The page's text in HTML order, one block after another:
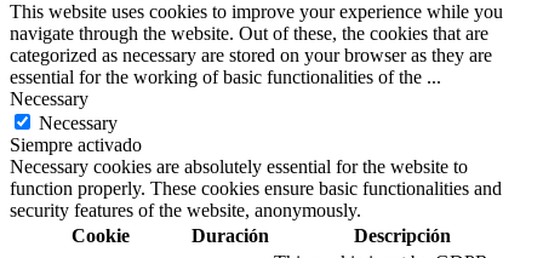
This website uses cookies to improve your experience while you
navigate through the website. Out of these, the cookies that are
categorized as necessary are stored on your browser as they are
essential for the working of basic functionalities of the ...
Necessary
Necessary
Siempre activado
Necessary cookies are absolutely essential for the website to
function properly. These cookies ensure basic functionalities and
security features of the website, anonymously.
Cookie
Duración Descripción